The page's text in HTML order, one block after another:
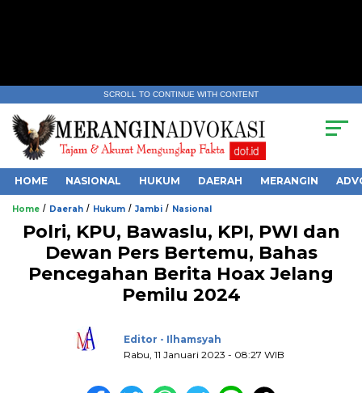
SCROLL TO CONTINUE WITH CONTENT
HOME NASIONAL HUKUM DAERAH MERANGIN
Home / Daerah / Hukum / Jambi / Nasional
Polri, KPU, Bawaslu, KPI, PWI dan
Dewan Pers Bertemu, Bahas
Pencegahan Berita Hoax Jelang
Pemilu 2024
Editor - Ilhamsyah
Rabu, 11 Januari 2023 - 08:27 WIB